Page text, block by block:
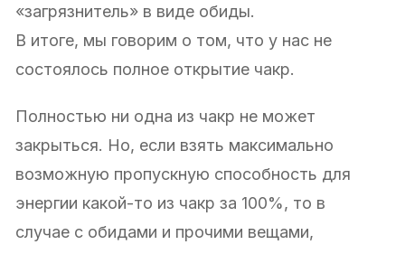
«загрязнитель» в виде обиды.
В итоге, мы говорим о том, что у нас не
состоялось полное открытие чакр.
Полностью ни одна из чакр не может
закрыться. Но, если взять максимально
возможную пропускную способность для
энергии какой-то из чакр за 100%, то в
случае с обидами и прочими вещами,